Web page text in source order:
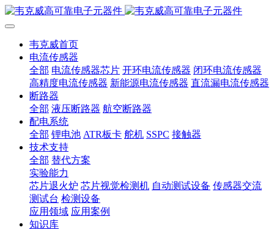
韦克威首页
电流传感器
全部 电流传感器芯片 开环电流传感器 闭环电流传感器
高精度电流传感器 新能源电流传感器 直流漏电流传感器
断路器
全部 液压断路器 航空断路器
配电系统
全部 锂电池 ATR板卡 舵机 SSPC 接触器
技术支持
全部 替代方案
实验能力
芯片退火炉 芯片视觉检测机 自动测试设备 传感器交流
测试台 检测设备
应用领域 应用案例
知识库